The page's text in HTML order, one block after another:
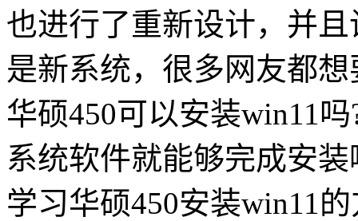
也进行了重新设计，并
是新系统，很多网友都
华硕450可以安装win11
系统软件就能够完成安
学习华硕450安装win11